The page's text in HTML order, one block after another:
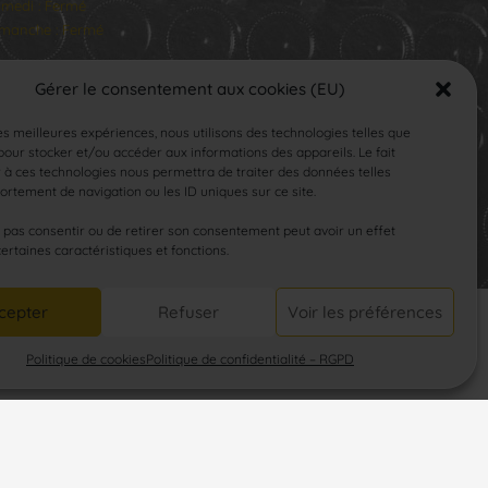
Gérer le consentement aux cookies (EU)
meilleures expériences, nous utilisons des technologies telles que
stocker et/ou accéder aux informations des appareils. Le fait
à ces technologies nous permettra de traiter des données telles
de navigation ou les ID uniques sur ce site.
pas consentir ou de retirer son consentement peut avoir un effet
caractéristiques et fonctions.
Refuser Voir les préférences
Politique de cookiesPolitique de confidentialité – RGPD
: Fermé
: Fermé